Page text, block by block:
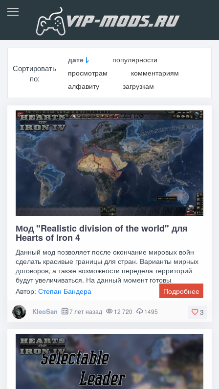
Сортировать
по:
дате
популярности
просмотрам
комментариям
алфавиту
загрузкам
Мод "Realistic division of the world" для
Hearts of Iron 4
Данный мод позволяет после окончание мировых войн
сделать красивые границы для стран. Варианты мирных
договоров, а также возможности передела территорий
будут увеличиваться. На данный момент готовы
Автор:Степан Бандера Подробнее
3
KleoSan 7 лет назад 12 720 1495